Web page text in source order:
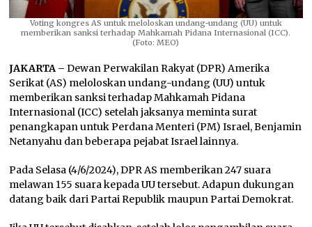
Voting kongres AS untuk meloloskan undang-undang (UU) untuk
memberikan sanksi terhadap Mahkamah Pidana Internasional (ICC).
(Foto: MEO)
JAKARTA –Dewan Perwakilan Rakyat (DPR) Amerika
Serikat (AS) meloloskan undang-undang (UU) untuk
memberikan sanksi terhadap Mahkamah Pidana
Internasional (ICC) setelah jaksanya meminta surat
penangkapan untuk Perdana Menteri (PM) Israel, Benjamin
Netanyahu dan beberapa pejabat Israel lainnya.
Pada Selasa (4/6/2024), DPR AS memberikan 247 suara
melawan 155 suara kepada UU tersebut. Adapun dukungan
datang baik dari Partai Republik maupun Partai Demokrat.